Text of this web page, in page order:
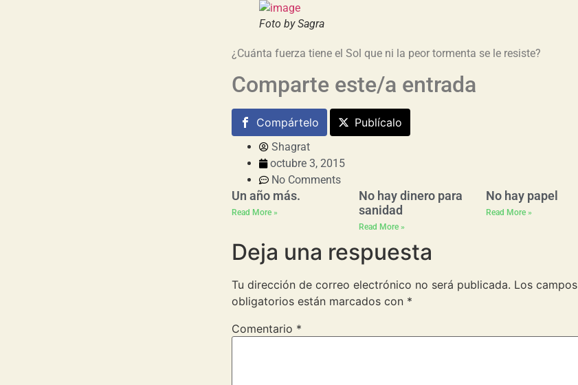
Foto by Sagra
¿Cuánta fuerza tiene el Sol que ni la peor tormenta se le resiste?
Comparte este/a entrada
Compártelo Publícalo
Shagrat
octubre 3, 2015
No Comments
Un año más.
Read More »
No hay dinero para
sanidad
Read More »
No hay papel
Read More »
Deja una respuesta
Tu dirección de correo electrónico no será publicada. Los campos
obligatorios están marcados con *
Comentario *